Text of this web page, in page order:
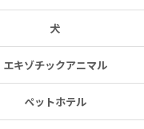
犬
エキゾチックアニマル
ペットホテル